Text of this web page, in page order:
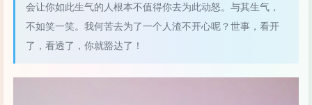
会让你如此生气的人根本不值得你去为此动怒。与其生气，
不如笑一笑。我何苦去为了一个人渣不开心呢？世事，看开
了，看透了，你就豁达了！